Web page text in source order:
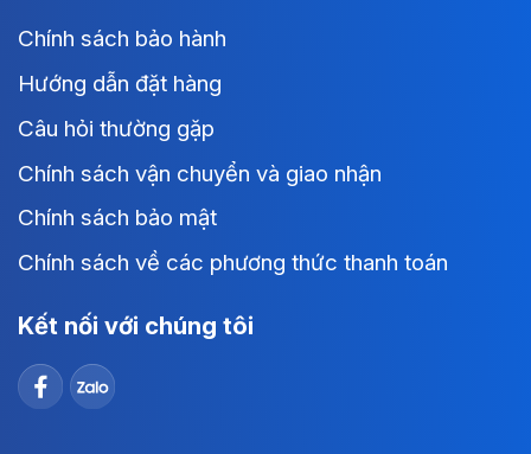
Chính sách bảo hành
Hướng dẫn đặt hàng
Câu hỏi thường gặp
Chính sách vận chuyển và giao nhận
Chính sách bảo mật
Chính sách về các phương thức thanh toán
Kết nối với chúng tôi